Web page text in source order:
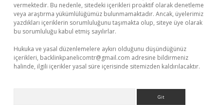
vermektedir. Bu nedenle, sitedeki içerikleri proaktif olarak denetleme
veya araştırma yükümlülüğümüz bulunmamaktadır. Ancak, üyelerimiz
yazdıkları içeriklerin sorumluluğunu taşımakta olup, siteye üye olarak
bu sorumluluğu kabul etmiş sayılırlar.
Hukuka ve yasal düzenlemelere aykırı olduğunu düşündüğünüz
içerikleri, backlinkpanelicomtr@gmail.com adresine bildirmeniz
halinde, ilgili içerikler yasal süre içerisinde sitemizden kaldırılacaktır.